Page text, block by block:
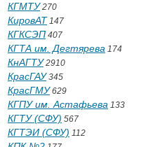
КГМТУ270
КировАТ 147
КГКСЭП 407
КГТА им. Дегтярева 174
КнАГТУ2910
КрасГАУ345
КрасГМУ629
КГПУ им. Астафьева 133
КГТУ (СФУ) 567
КГТЭИ (СФУ) 112